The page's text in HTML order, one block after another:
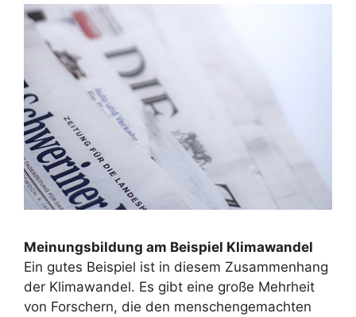
Meinungsbildung am Beispiel Klimawandel
Ein gutes Beispiel ist in diesem Zusammenhang
der Klimawandel. Es gibt eine große Mehrheit
von Forschern, die den menschengemachten